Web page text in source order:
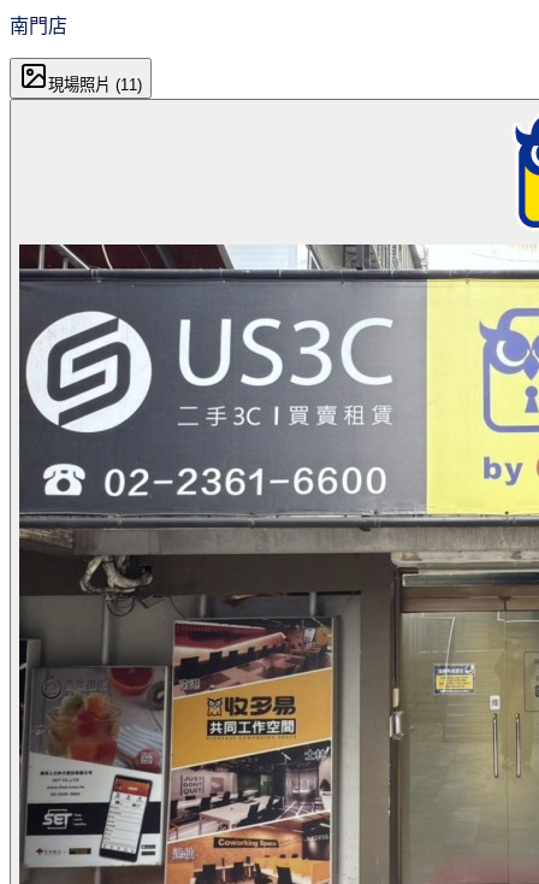
南門店
現場照片 (11)